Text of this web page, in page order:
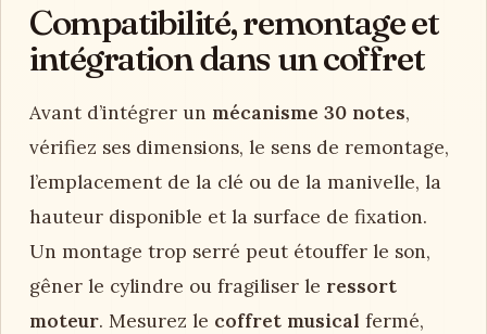
Compatibilité, remontage et
intégration dans un coffret
Avant d’intégrer un mécanisme 30 notes,
vérifiez ses dimensions, le sens de remontage,
l’emplacement de la clé ou de la manivelle, la
hauteur disponible et la surface de fixation.
Un montage trop serré peut étouffer le son,
gêner le cylindre ou fragiliser le ressort
moteur. Mesurez le coffret musical fermé,